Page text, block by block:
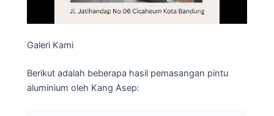
Galeri Kami
Berikut adalah beberapa hasil pemasangan pintu
aluminium oleh Kang Asep: